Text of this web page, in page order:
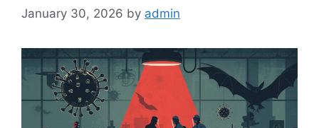
January 30, 2026 by admin